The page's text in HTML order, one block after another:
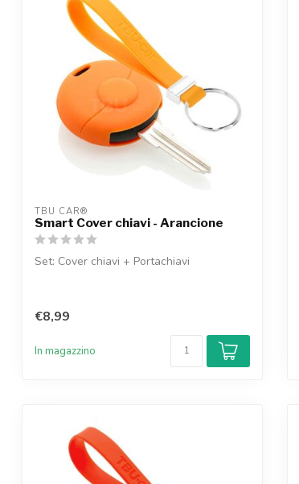
TBU CAR®
Smart Cover chiavi - Arancione
Set: Cover chiavi + Portachiavi
€8,99
In magazzino